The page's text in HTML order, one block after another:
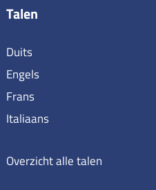
Talen
Duits
Engels
Frans
Italiaans
Overzicht alle talen